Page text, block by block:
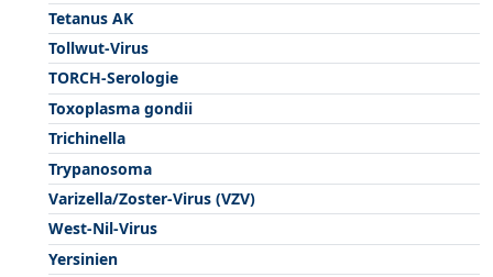
Tetanus AK
Tollwut-Virus
TORCH-Serologie
Toxoplasma gondii
Trichinella
Trypanosoma
Varizella/Zoster-Virus (VZV)
West-Nil-Virus
Yersinien